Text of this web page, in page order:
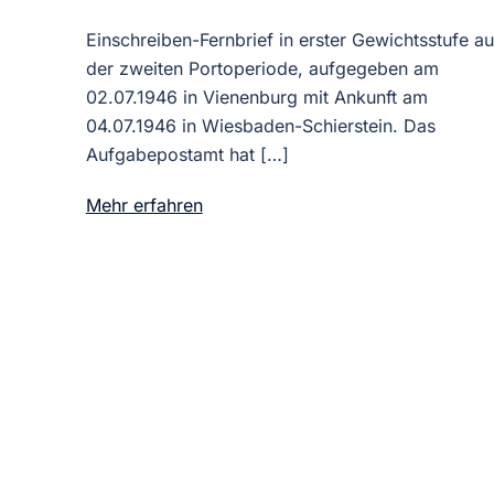
Einschreiben-Fernbrief in erster Gewichtsstufe
der zweiten Portoperiode, aufgegeben am
02.07.1946 in Vienenburg mit Ankunft am
04.07.1946 in Wiesbaden-Schierstein. Das
Aufgabepostamt hat […]
Mehr erfahren